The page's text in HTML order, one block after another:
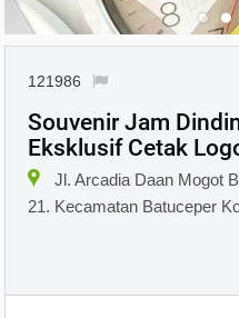
121986
Souvenir Jam
Eksklusif Cetak
Jl. Arcadia Daan Mogot
21. Kecamatan Batuceper